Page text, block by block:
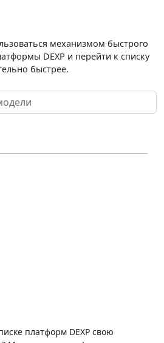
механизмом быстрого
DEXP и перейти к списку
быстрее.
платформ DEXP свою